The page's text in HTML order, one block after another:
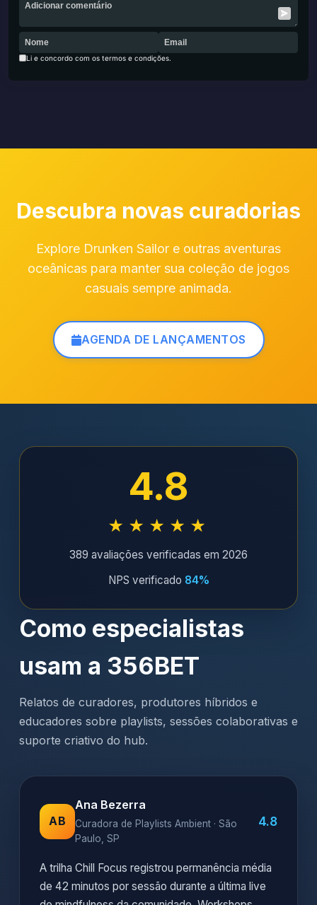
Li e concordo com os termos e condições.
Descubra novas curadorias
Explore Drunken Sailor e outras aventuras
oceânicas para manter sua coleção de jogos
casuais sempre animada.
AGENDA DE LANÇAMENTOS
4.8
★★★★★
389 avaliações verificadas em 2026
NPS verificado 84%
Como especialistas
usam a 356BET
Relatos de curadores, produtores híbridos e
educadores sobre playlists, sessões colaborativas e
suporte criativo do hub.
AB
Ana Bezerra
Curadora de Playlists Ambient · São
Paulo, SP
4.8
A trilha Chill Focus registrou permanência média
de 42 minutos por sessão durante a última live